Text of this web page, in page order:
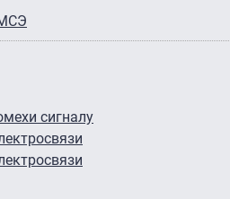
сигналу